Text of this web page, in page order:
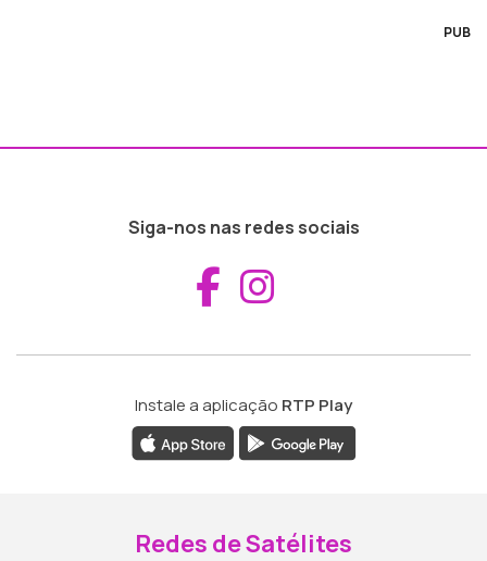
PUB
Siga-nos nas redes sociais
Aceder ao
Instale a aplicação RTP Play
Redes de Satélites